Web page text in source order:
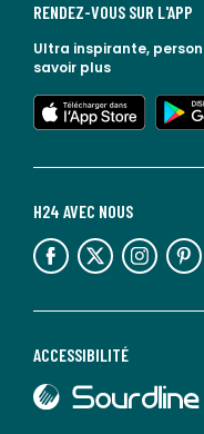
ACCESSIBILITÉ
lien vers Sourdline
H24 AVEC NOUS
lien vers l'espace réseaux sociaux lien vers l'espace réseaux sociaux lien vers l'espace réseaux sociaux lien vers l'espace réseaux sociaux
RENDEZ-VOUS SUR L'APP
Ultra inspirante,
savoir plus
lien vers l'app store
lien vers google play